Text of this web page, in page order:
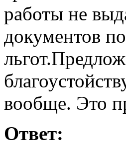
работы не
документов
вообще. Это
Ответ: